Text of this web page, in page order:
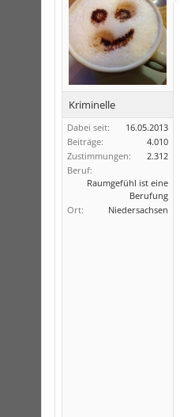
Kriminelle
Dabei seit:
16.05.2013
Beiträge:
4.010
Zustimmungen:
2.312
Beruf:
Raumgefühl ist eine
Berufung
Ort:
Niedersachsen